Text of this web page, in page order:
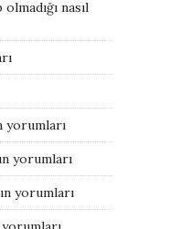
nasıl
yorumları
yorumları
yorumları